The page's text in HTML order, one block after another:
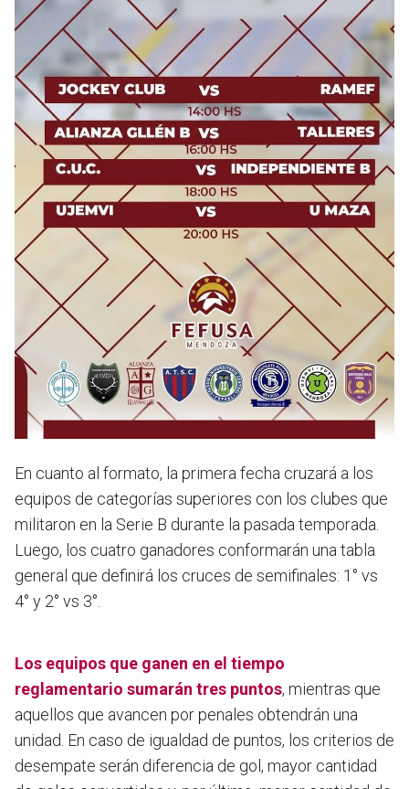
En cuanto al formato, la primera fecha cruzará a los
equipos de categorías superiores con los clubes que
militaron en la Serie B durante la pasada temporada.
Luego, los cuatro ganadores conformarán una tabla
general que definirá los cruces de semifinales: 1° vs
4° y 2° vs 3°.
Los equipos que ganen en el tiempo
reglamentario sumarán tres puntos, mientras que
aquellos que avancen por penales obtendrán una
unidad. En caso de igualdad de puntos, los criterios de
desempate serán diferencia de gol, mayor cantidad